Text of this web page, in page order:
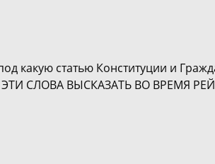
какую статью Конституции и
СЛОВА ВЫСКАЗАТЬ ВО ВРЕМЯ